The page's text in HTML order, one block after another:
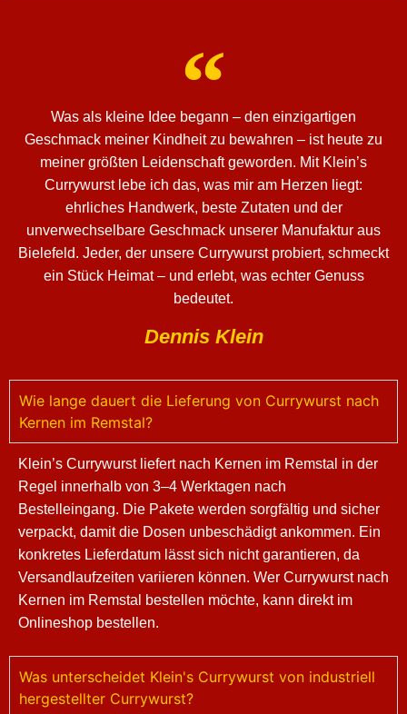
Was als kleine Idee begann – den einzigartigen
Geschmack meiner Kindheit zu bewahren – ist heute zu
meiner größten Leidenschaft geworden. Mit Klein’s
Currywurst lebe ich das, was mir am Herzen liegt:
ehrliches Handwerk, beste Zutaten und der
unverwechselbare Geschmack unserer Manufaktur aus
Bielefeld. Jeder, der unsere Currywurst probiert, schmeckt
ein Stück Heimat – und erlebt, was echter Genuss
bedeutet.
Dennis Klein
Wie lange dauert die Lieferung von Currywurst nach
Kernen im Remstal?
Klein’s Currywurst liefert nach Kernen im Remstal in der
Regel innerhalb von 3–4 Werktagen nach
Bestelleingang. Die Pakete werden sorgfältig und sicher
verpackt, damit die Dosen unbeschädigt ankommen. Ein
konkretes Lieferdatum lässt sich nicht garantieren, da
Versandlaufzeiten variieren können. Wer Currywurst nach
Kernen im Remstal bestellen möchte, kann direkt im
Onlineshop bestellen.
Was unterscheidet Klein's Currywurst von industriell
hergestellter Currywurst?